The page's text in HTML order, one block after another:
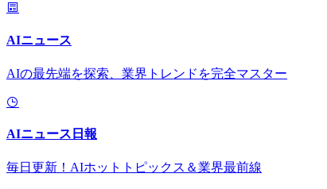
AIニュース
AIの最先端を探索、業界トレンドを完全マスター
AIニュース日報
毎日更新！AIホットトピックス＆業界最前線